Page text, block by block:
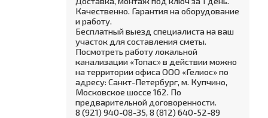
Качественно. Гарантия на оборудование
и работу.
Бесплатный выезд специалиста на ваш
участок для составления сметы.
Посмотреть работу локальной
канализации «Топас» в действии можно
на территории офиса ООО «Гелиос» по
адресу: Санкт-Петербург, м. Купчино,
Московское шоссе 162. По
предварительной договоренности.
8 (921) 940-08-35, 8 (812) 640-52-89